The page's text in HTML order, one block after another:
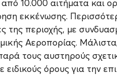
10.000 αιτήματα και
εκκένωσης.
της περιοχής, με
Αεροπορίας.
τους αυστηρούς
όρους για την